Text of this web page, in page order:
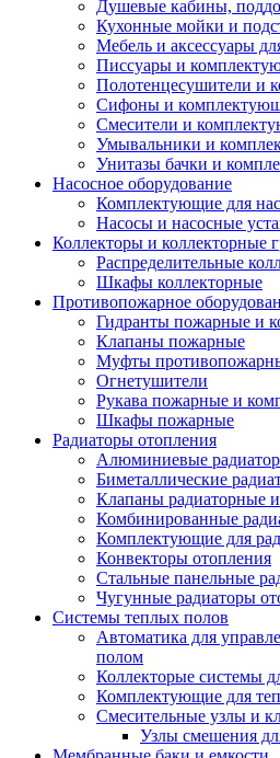
Душевые кабины,
Кухонные мойки и
Мебель и аксессуары
Писсуары и
Полотенцесушители и
Сифоны и
Смесители и
Умывальники и
Унитазы бачки и
Насосное оборудование
Комплектующие для
Насосы и насосные
Коллекторы и коллекторные
Распределительные
Шкафы коллекторные
Противопожарное
Гидранты пожарные и
Клапаны пожарные
Муфты
Огнетушители
Рукава пожарные и
Шкафы пожарные
Радиаторы отопления
Алюминиевые
Биметаллические
Клапаны радиаторные
Комбинированные
Комплектующие для
Конвекторы отопления
Стальные панельные
Чугунные радиаторы
Системы теплых полов
Автоматика для
полом
Коллекторые системы
Комплектующие для
Смесительные узлы и
Узлы смешения